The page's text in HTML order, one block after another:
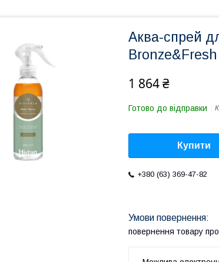
Аква-спрей
1 864 ₴
Готово до відправки
Купити
+380 (63) 369-47-82
повернення товару